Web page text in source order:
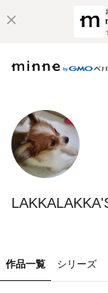
作品一覧 シリーズ